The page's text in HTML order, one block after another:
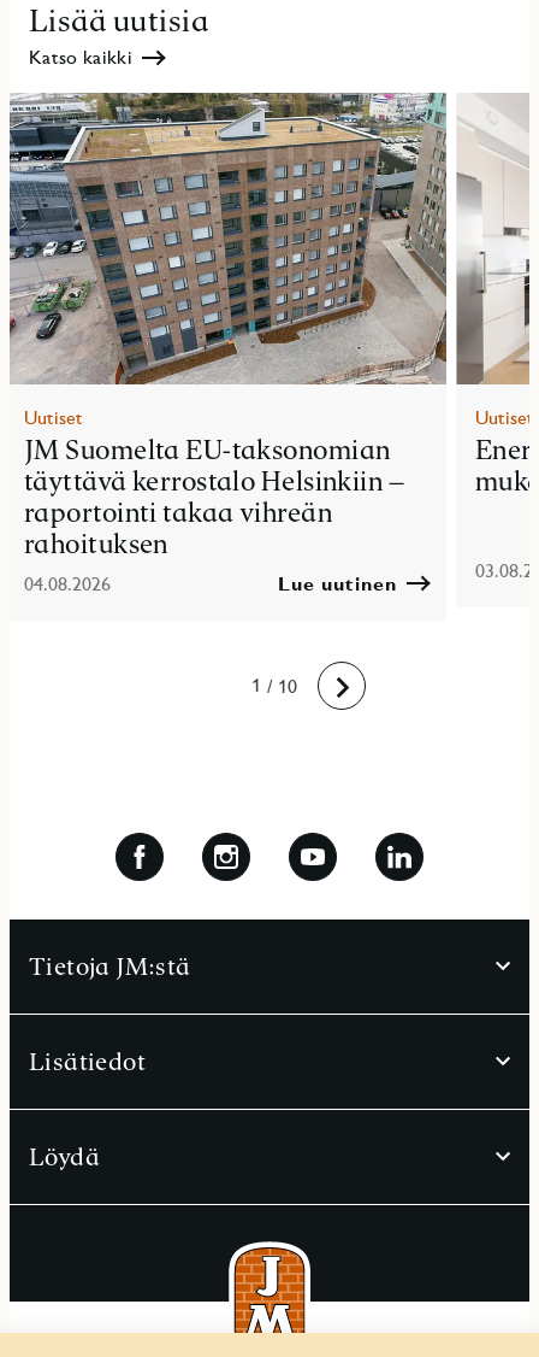
Lisää uutisia
Katso kaikki
Uutiset
JM Suomelta EU-taksonomian
täyttävä kerrostalo Helsinkiin –
raportointi takaa vihreän
rahoituksen
04.08.2026 Lue uutinen
Uutiset
1
2
3
4
5
6
7
8
9
10 / 10 Eteenpäin
Tietoja JM:stä
Lisätiedot
Löydä